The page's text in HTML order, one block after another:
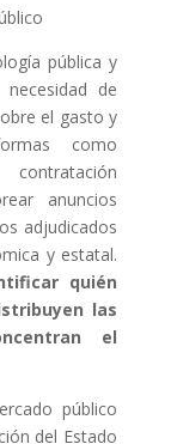
pública y
de
el gasto y
como
anuncios
adjudicados
y estatal.
quién
las
el
público
del Estado